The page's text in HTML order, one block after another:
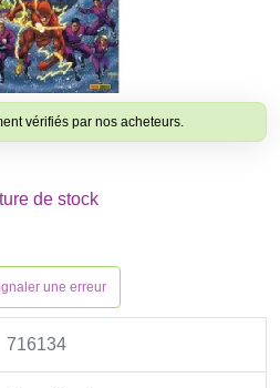
vérifiés par nos acheteurs.
de stock
une erreur
716134